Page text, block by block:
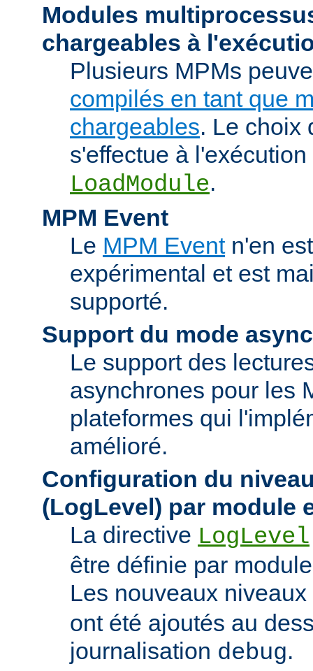
Modules
chargeables à
Plusieurs MPMs
compilés en tant que
chargeables. Le choix
s'effectue à
LoadModule.
MPM Event
Le MPM Eventn'en
expérimental et est
supporté.
Support du mode
Le support des
asynchrones pour les
plateformes qui
amélioré.
Configuration du
(LogLevel) par module
La directive LogLevel
être définie par
Les nouveaux niveaux
ont été ajoutés au
journalisation debug.